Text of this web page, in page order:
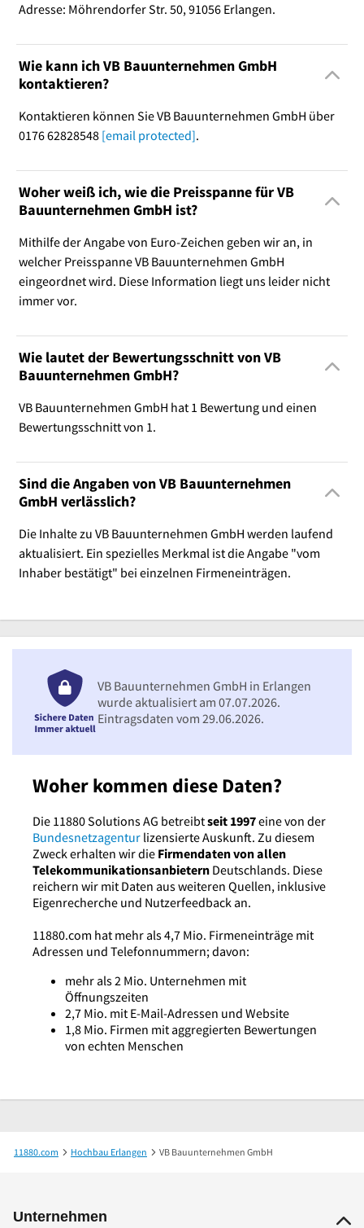
Adresse: Möhrendorfer Str. 50, 91056 Erlangen.
Wie kann ich VB Bauunternehmen GmbH
kontaktieren?
Kontaktieren können Sie VB Bauunternehmen GmbH über
0176 62828548 [email protected].
Woher weiß ich, wie die Preisspanne für VB
Bauunternehmen GmbH ist?
Mithilfe der Angabe von Euro-Zeichen geben wir an, in
welcher Preisspanne VB Bauunternehmen GmbH
eingeordnet wird. Diese Information liegt uns leider nicht
immer vor.
Wie lautet der Bewertungsschnitt von VB
Bauunternehmen GmbH?
VB Bauunternehmen GmbH hat 1 Bewertung und einen
Bewertungsschnitt von 1.
Sind die Angaben von VB Bauunternehmen
GmbH verlässlich?
Die Inhalte zu VB Bauunternehmen GmbH werden laufend
aktualisiert. Ein spezielles Merkmal ist die Angabe "vom
Inhaber bestätigt" bei einzelnen Firmeneinträgen.
Woher kommen diese Daten?
Die 11880 Solutions AG betreibtseit 1997eine von der
Bundesnetzagentur lizensierte Auskunft. Zu diesem
Zweck erhalten wir die Firmendaten von allen
Telekommunikationsanbietern Deutschlands. Diese
reichern wir mit Daten aus weiteren Quellen, inklusive
Eigenrecherche und Nutzerfeedback an.
11880.com hat mehr als 4,7 Mio. Firmeneinträge mit
Adressen und Telefonnummern; davon:
mehr als 2 Mio. Unternehmen mit
Öffnungszeiten
2,7 Mio. mit E-Mail-Adressen und Website
1,8 Mio. Firmen mit aggregierten Bewertungen
von echten Menschen
VB Bauunternehmen GmbH in Erlangen
wurde aktualisiert am 07.07.2026.
Eintragsdaten vom 29.06.2026.
11880.com Hochbau Erlangen VB Bauunternehmen GmbH
Unternehmen